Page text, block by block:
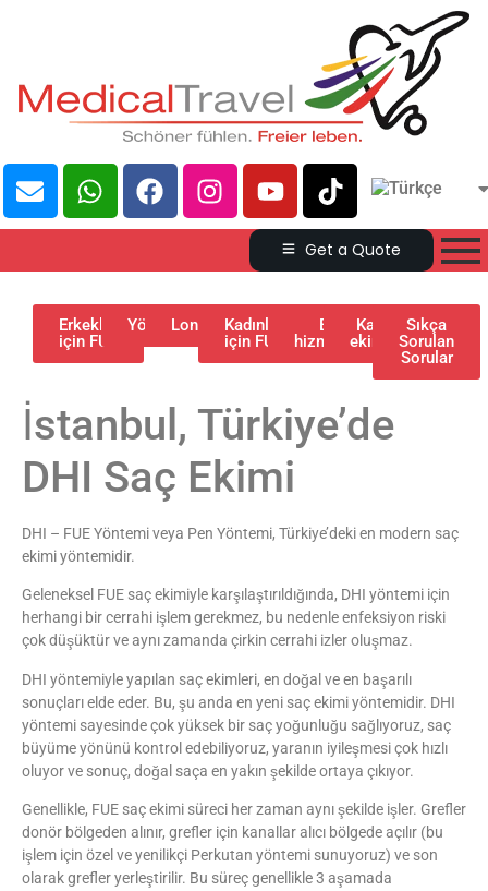
Get a Quote
Erkekler
için FUE
YöntemLongtolong
Kadınlar
için FUE
Ek
hizmetler
Kaş
ekimi
Sıkça
Sorulan
Sorular
İstanbul, Türkiye’de
DHI Saç Ekimi
DHI – FUE Yöntemi veya Pen Yöntemi, Türkiye’deki en modern saç
ekimi yöntemidir.
Geleneksel FUE saç ekimiyle karşılaştırıldığında, DHI yöntemi için
herhangi bir cerrahi işlem gerekmez, bu nedenle enfeksiyon riski
çok düşüktür ve aynı zamanda çirkin cerrahi izler oluşmaz.
DHI yöntemiyle yapılan saç ekimleri, en doğal ve en başarılı
sonuçları elde eder. Bu, şu anda en yeni saç ekimi yöntemidir. DHI
yöntemi sayesinde çok yüksek bir saç yoğunluğu sağlıyoruz, saç
büyüme yönünü kontrol edebiliyoruz, yaranın iyileşmesi çok hızlı
oluyor ve sonuç, doğal saça en yakın şekilde ortaya çıkıyor.
Genellikle, FUE saç ekimi süreci her zaman aynı şekilde işler. Grefler
donör bölgeden alınır, grefler için kanallar alıcı bölgede açılır (bu
işlem için özel ve yenilikçi Perkutan yöntemi sunuyoruz) ve son
olarak grefler yerleştirilir. Bu süreç genellikle 3 aşamada